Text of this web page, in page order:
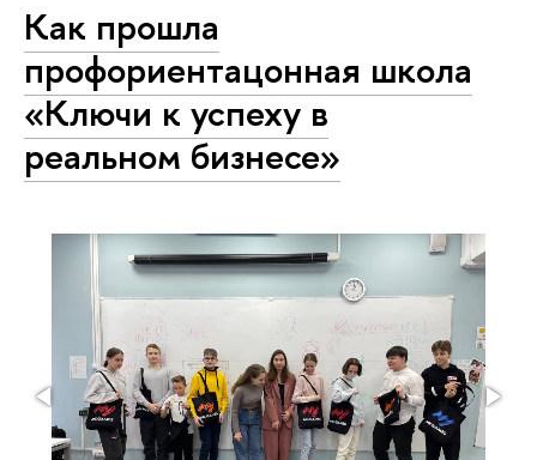
Как прошла
профориентацонная школа
«Ключи к успеху в
реальном бизнесе»